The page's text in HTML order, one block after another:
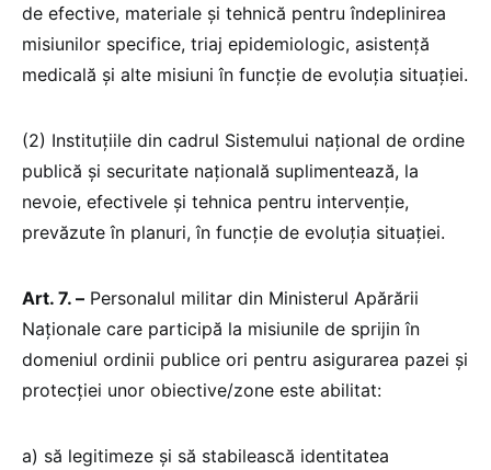
de efective, materiale și tehnică pentru îndeplinirea
misiunilor specifice, triaj epidemiologic, asistență
medicală și alte misiuni în funcție de evoluția situației.
(2) Instituțiile din cadrul Sistemului național de ordine
publică și securitate națională suplimentează, la
nevoie, efectivele și tehnica pentru intervenție,
prevăzute în planuri, în funcție de evoluția situației.
Art. 7. – Personalul militar din Ministerul Apărării
Naționale care participă la misiunile de sprijin în
domeniul ordinii publice ori pentru asigurarea pazei și
protecției unor obiective/zone este abilitat:
a) să legitimeze și să stabilească identitatea